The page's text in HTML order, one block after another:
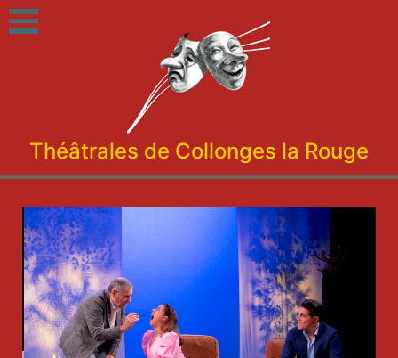
Théâtrales de Collonges la Rouge